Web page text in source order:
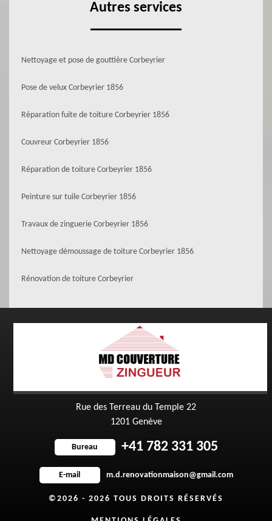
Autres services
Nettoyage et pose de gouttière Corbeyrier
Pose de velux Corbeyrier 1856
Réparation fuite de toiture Corbeyrier 1856
Couvreur Corbeyrier 1856
Réparation de toiture Corbeyrier 1856
Peinture sur tuile Corbeyrier 1856
Travaux de zinguerie Corbeyrier 1856
Nettoyage démoussage de toiture Corbeyrier 1856
Rénovation de toiture Corbeyrier
Rue des Terreau du Temple 22
1201 Genève
Bureau +41 782 331 305
E-mail m.d.renovationmaison@gmail.com
©2026 - 2026 TOUS DROITS RÉSERVÉS